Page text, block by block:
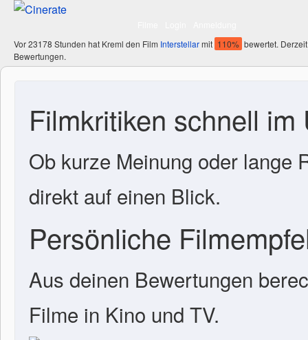
Vor 23178 Stunden hat Kreml den Film Interstellarmit 110% bewertet.
Bewertungen.
Filmkritiken schnell im
Ob kurze Meinung oder lange
direkt auf einen Blick.
Persönliche
Aus deinen Bewertungen
Filme in Kino und TV.